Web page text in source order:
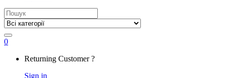
Search
for:
0
Returning Customer ?
Sign in